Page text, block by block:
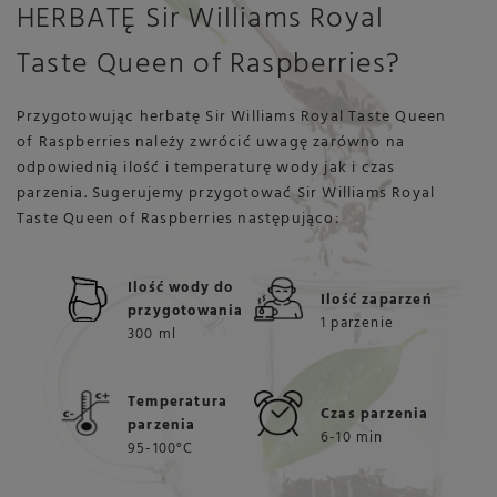
HERBATĘ Sir Williams Royal
Taste Queen of Raspberries?
Przygotowując herbatę Sir Williams Royal Taste Queen
of Raspberries należy zwrócić uwagę zarówno na
odpowiednią ilość i temperaturę wody jak i czas
parzenia. Sugerujemy przygotować Sir Williams Royal
Taste Queen of Raspberries następująco:
Ilość wody do
przygotowania
300 ml
Ilość zaparzeń
1 parzenie
Temperatura
parzenia
95-100°C
Czas parzenia
6-10 min